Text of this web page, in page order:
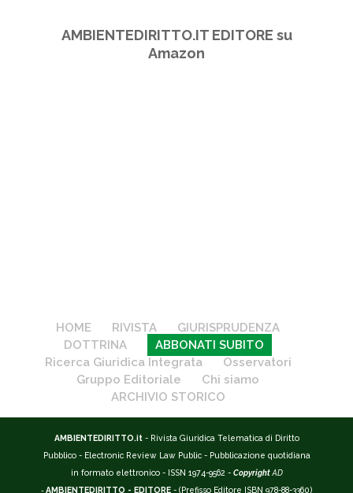
AMBIENTEDIRITTO.IT EDITORE su
Amazon
HOME RIVISTA
GIURISPRUDENZA
DOTTRINA
ABBONATI SUBITO
Ricerca Giuridica Integrata
Osservatori
Gruppo Editoriale
Chi siamo
ARCHIVIO STORICO
AMBIENTEDIRITTO.it - Rivista Giuridica Telematica di Diritto
Pubblico - Electronic Review Law Public - Pubblicazione quotidiana
in formato elettronico - ISSN 1974-9562 - Copyright AD
-AMBIENTEDIRITTO - EDITORE - (Prefisso Editore ISBN 978-88-3360)